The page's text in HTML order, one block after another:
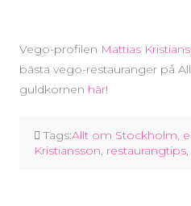
Vego-profilen Mattias
bästa vego-restauranger på
guldkornen här!
Tags:Allt om Stockholm,
Kristiansson, restaurangtips,